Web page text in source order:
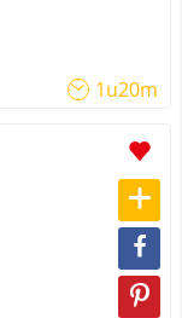
1u20m